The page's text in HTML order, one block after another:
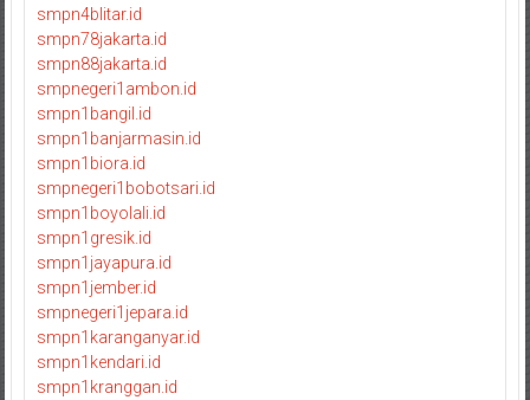
smpn4blitar.id
smpn78jakarta.id
smpn88jakarta.id
smpnegeri1ambon.id
smpn1bangil.id
smpn1banjarmasin.id
smpn1biora.id
smpnegeri1bobotsari.id
smpn1boyolali.id
smpn1gresik.id
smpn1jayapura.id
smpn1jember.id
smpnegeri1jepara.id
smpn1karanganyar.id
smpn1kendari.id
smpn1kranggan.id